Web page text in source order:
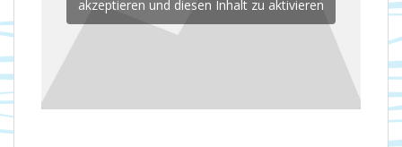
akzeptieren und diesen Inhalt zu aktivieren